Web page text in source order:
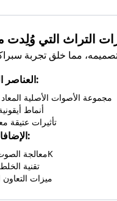
التراث التي وُلِدت
العناصر الكلاسيكية:
مجموعة الأصوات الأصلية
أنماط
تأثيرات عتيقة
الإضافات الحديثة:
معالجة الصوت بدقة 4K
تقنية
ميزات